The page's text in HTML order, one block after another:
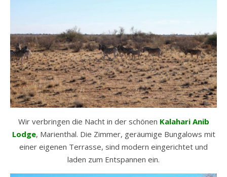
Wir verbringen die Nacht in der schönen Kalahari Anib
Lodge, Marienthal. Die Zimmer, geräumige Bungalows mit
einer eigenen Terrasse, sind modern eingerichtet und
laden zum Entspannen ein.